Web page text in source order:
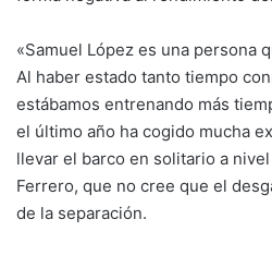
«Samuel López es una persona
Al haber estado tanto tiempo
estábamos entrenando más
el último año ha cogido mucha
llevar el barco en solitario a
Ferrero, que no cree que el
de la separación.